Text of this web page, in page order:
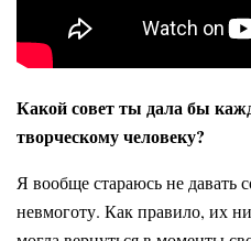
Какой совет ты дала бы
творческому человеку?
Я вообще стараюсь не давать
невмоготу. Как правило, их